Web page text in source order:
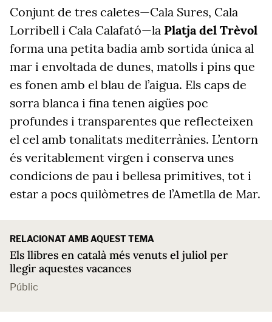
Conjunt de tres caletes—Cala Sures, Cala
Lorribell i Cala Calafató—la Platja del Trèvol
forma una petita badia amb sortida única al
mar i envoltada de dunes, matolls i pins que
es fonen amb el blau de l’aigua. Els caps de
sorra blanca i fina tenen aigües poc
profundes i transparentes que reflecteixen
el cel amb tonalitats mediterrànies. L’entorn
és veritablement virgen i conserva unes
condicions de pau i bellesa primitives, tot i
estar a pocs quilòmetres de l’Ametlla de Mar.
RELACIONAT AMB AQUEST TEMA
Els llibres en català més venuts el juliol per
llegir aquestes vacances
Públic